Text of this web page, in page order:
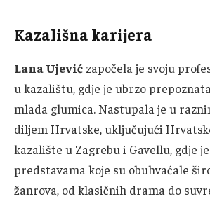
Kazališna karijera
Lana Ujević započela je svoju
u kazalištu, gdje je ubrzo
mlada glumica. Nastupala je u
diljem Hrvatske, uključujući
kazalište u Zagrebu i Gavellu, gdje
predstavama koje su obuhvaćale
žanrova, od klasičnih drama do